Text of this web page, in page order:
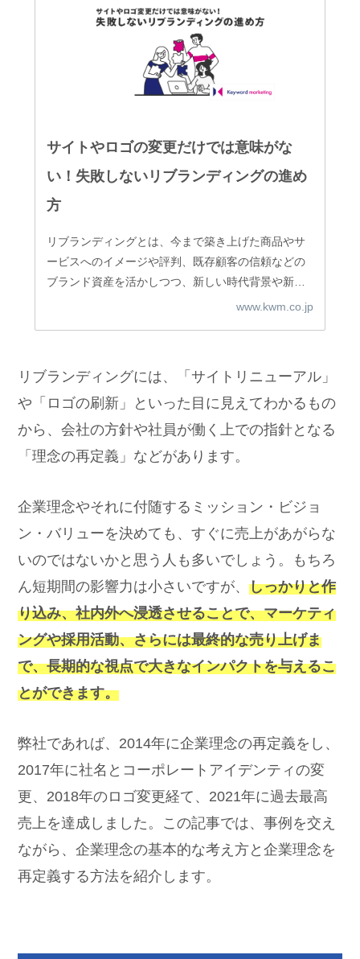
サイトやロゴの変更だけでは意味がな
い！失敗しないリブランディングの進め
方
リブランディングとは、今まで築き上げた商品やサ
ービスへのイメージや評判、既存顧客の信頼などの
ブランド資産を活かしつつ、新しい時代背景や新し
い見込み客にもアピールするために、ロゴなどを中
www.kwm.co.jp
リブランディングには、「サイトリニューアル」
や「ロゴの刷新」といった目に見えてわかるもの
から、会社の方針や社員が働く上での指針となる
「理念の再定義」などがあります。
企業理念やそれに付随するミッション・ビジョ
ン・バリューを決めても、すぐに売上があがらな
いのではないかと思う人も多いでしょう。もちろ
ん短期間の影響力は小さいですが、しっかりと作
り込み、社内外へ浸透させることで、マーケティ
ングや採用活動、さらには最終的な売り上げま
で、長期的な視点で大きなインパクトを与えるこ
とができます。
弊社であれば、2014年に企業理念の再定義をし、
2017年に社名とコーポレートアイデンティの変
更、2018年のロゴ変更経て、2021年に過去最高
売上を達成しました。この記事では、事例を交え
ながら、企業理念の基本的な考え方と企業理念を
再定義する方法を紹介します。